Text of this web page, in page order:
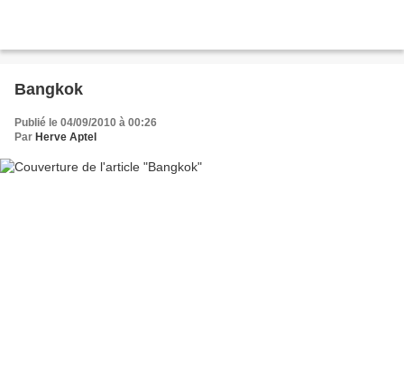
Bangkok
Publié le 04/09/2010 à 00:26
Par Herve Aptel